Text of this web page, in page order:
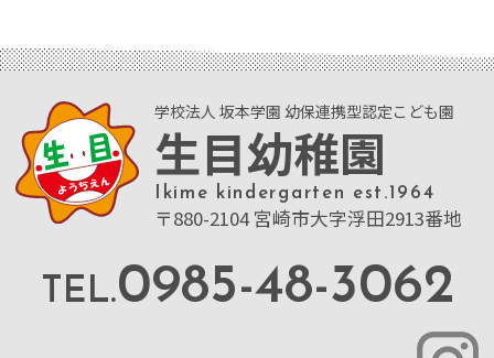
学校法人 坂本学園 幼保連携型認定こども園
生目幼稚園
Ikime kindergarten est.1964
〒880-2104 宮崎市大字浮田2913番地
TEL.0985-48-3062